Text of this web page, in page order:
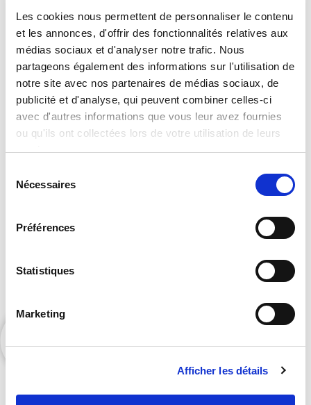
Les cookies nous permettent de personnaliser le contenu
et les annonces, d'offrir des fonctionnalités relatives aux
médias sociaux et d'analyser notre trafic. Nous
partageons également des informations sur l'utilisation de
notre site avec nos partenaires de médias sociaux, de
publicité et d'analyse, qui peuvent combiner celles-ci
avec d'autres informations que vous leur avez fournies
ou qu'ils ont collectées lors de votre utilisation de leurs
services.
Nécessaires
Préférences
Statistiques
Marketing
Afficher les détails
Vous souhaitez accéder à notre
catalogue complet ?
Contactez Orators pour accéder à nos exclusivités